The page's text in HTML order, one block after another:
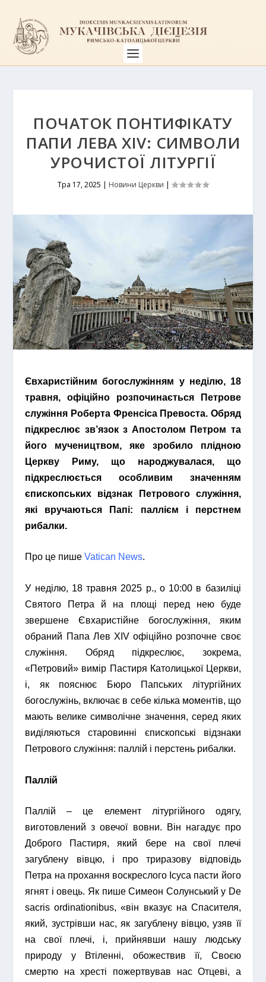
ПОЧАТОК ПОНТИФІКАТУ
ПАПИ ЛЕВА XIV: СИМВОЛИ
УРОЧИСТОЇ ЛІТУРГІЇ
Тра 17, 2025 | Новини Церкви |
Євхаристійним богослужінням у неділю, 18
травня, офіційно розпочинається Петрове
служіння Роберта Френсіса Превоста. Обряд
підкреслює зв’язок з Апостолом Петром та
його мучеництвом, яке зробило плідною
Церкву Риму, що народжувалася, що
підкреслюється особливим значенням
єпископських відзнак Петрового служіння,
які вручаються Папі: паллієм і перстнем
рибалки.
Про це пишеVatican News.
У неділю, 18 травня 2025 р., о 10:00 в базиліці
Святого Петра й на площі перед нею буде
звершене Євхаристійне богослужіння, яким
обраний Папа Лев XIV офіційно розпочне своє
служіння. Обряд підкреслює, зокрема,
«Петровий» вимір Пастиря Католицької Церкви,
і, як пояснює Бюро Папських літургійних
богослужінь, включає в себе кілька моментів, що
мають велике символічне значення, серед яких
виділяються старовинні єпископські відзнаки
Петрового служіння: паллій і перстень рибалки.
Паллій
Паллій – це елемент літургійного одягу,
виготовлений з овечої вовни. Він нагадує про
Доброго Пастиря, який бере на свої плечі
загублену вівцю, і про триразову відповідь
Петра на прохання воскреслого Ісуса пасти його
ягнят і овець. Як пише Симеон Солунський у De
sacris ordinationibus, «він вказує на Спасителя,
який, зустрівши нас, як загублену вівцю, узяв її
на свої плечі, і, прийнявши нашу людську
природу у Втіленні, обожествив її, Своєю
смертю на хресті пожертвував нас Отцеві, а